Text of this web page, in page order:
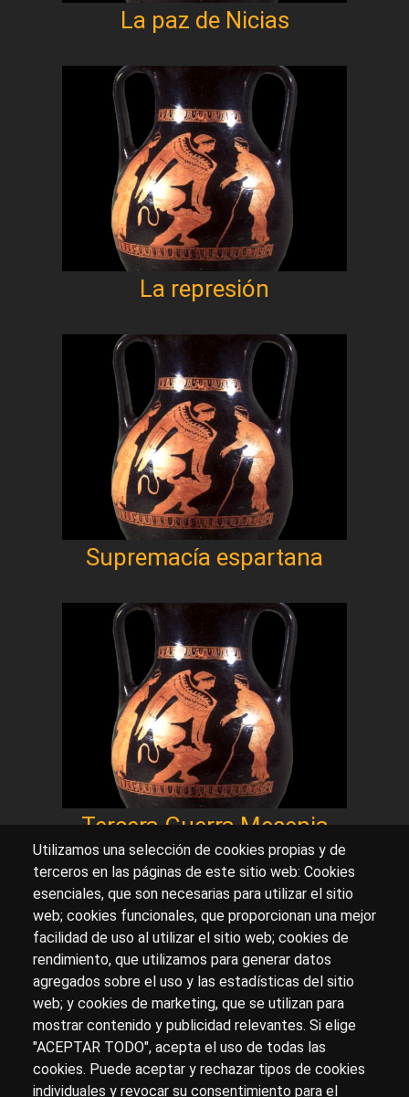
La paz de Nicias
La represión
Supremacía espartana
Tercera Guerra Mesenia
Sobre artehistoria.com
Para ponerte en contacto con nosotros, escríbenos en
el formulario decontacto
Accesibilidad
Aviso Legal Privacidad
Utilizamos una selección de cookies propias y de
terceros en las páginas de este sitio web: Cookies
esenciales, que son necesarias para utilizar el sitio
web; cookies funcionales, que proporcionan una mejor
facilidad de uso al utilizar el sitio web; cookies de
rendimiento, que utilizamos para generar datos
agregados sobre el uso y las estadísticas del sitio
web; y cookies de marketing, que se utilizan para
mostrar contenido y publicidad relevantes. Si elige
"ACEPTAR TODO", acepta el uso de todas las
cookies. Puede aceptar y rechazar tipos de cookies
individuales y revocar su consentimiento para el
© Copyright 2017.arteHistoria&Toools, S.Lo sus